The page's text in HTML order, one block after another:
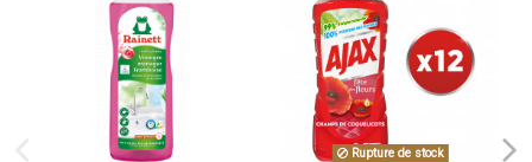
Rupture de stock